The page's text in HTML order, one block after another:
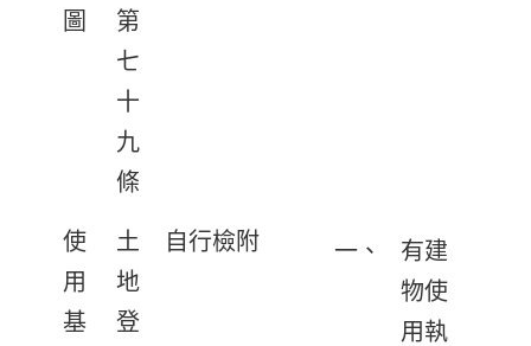
圖
第
七
十
九
條
使
用
基
土
地
登
自行檢附 一、
有建
物使
用執